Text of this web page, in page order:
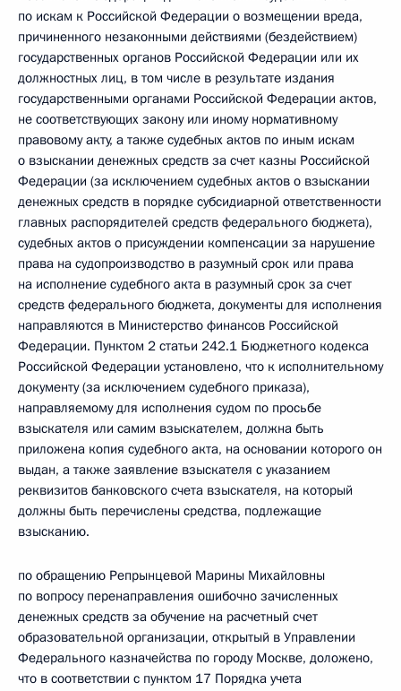
по искам к Российской Федерации о возмещении вреда,
причиненного незаконными действиями (бездействием)
государственных органов Российской Федерации или их
должностных лиц, в том числе в результате издания
государственными органами Российской Федерации актов,
не соответствующих закону или иному нормативному
правовому акту, а также судебных актов по иным искам
о взыскании денежных средств за счет казны Российской
Федерации (за исключением судебных актов о взыскании
денежных средств в порядке субсидиарной ответственности
главных распорядителей средств федерального бюджета),
судебных актов о присуждении компенсации за нарушение
права на судопроизводство в разумный срок или права
на исполнение судебного акта в разумный срок за счет
средств федерального бюджета, документы для исполнения
направляются в Министерство финансов Российской
Федерации. Пунктом 2 статьи 242.1 Бюджетного кодекса
Российской Федерации установлено, что к исполнительному
документу (за исключением судебного приказа),
направляемому для исполнения судом по просьбе
взыскателя или самим взыскателем, должна быть
приложена копия судебного акта, на основании которого он
выдан, а также заявление взыскателя с указанием
реквизитов банковского счета взыскателя, на который
должны быть перечислены средства, подлежащие
взысканию.
по обращению Репрынцевой Марины Михайловны
по вопросу перенаправления ошибочно зачисленных
денежных средств за обучение на расчетный счет
образовательной организации, открытый в Управлении
Федерального казначейства по городу Москве, доложено,
что в соответствии с пунктом 17 Порядка учета